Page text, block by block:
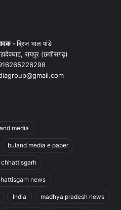
-ब्रिज भाल पांडे
रायपुर (छत्तीसगढ़)
media
buland media e paper
chhattisgarh
news
India madhya pradesh news